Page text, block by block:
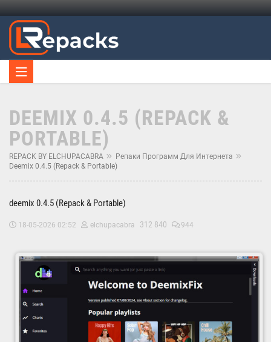
DEEMIX 0.4.5 (REPACK &
PORTABLE)
REPACK BY ELCHUPACABRA
Репаки Программ Для Интернета
Deemix 0.4.5 (Repack & Portable)
deemix 0.4.5 (Repack & Portable)
18-05-2026 02:52 elchupacabra 312 840 944